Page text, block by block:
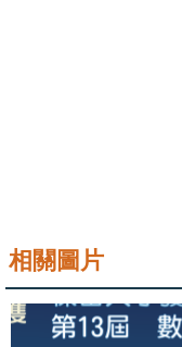
相關圖片